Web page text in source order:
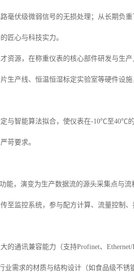
毫伏级微弱信号的无损处理；从长期负
匠心与科技实力。
资源，在称重仪表的核心部件研发与生产
生产线、恒温恒湿标定实验室等硬件设
与智能算法拟合，使仪表在-10℃至40℃
苛要求。
能，演变为生产数据流的源头采集点与流
至监控系统，参与配方计算、流量控制
通讯兼容能力（支持Profinet、
需求的材质与结构设计（如食品级不锈